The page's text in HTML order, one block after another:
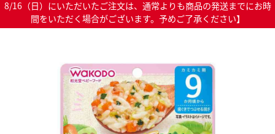
8/16（日）にいただいたご注文は、通常よりも商品の発送までにお時
間をいただく場合がございます。予めご了承ください】